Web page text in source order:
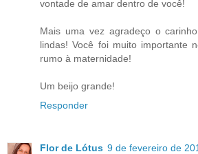
vontade de amar dentro de você!
Mais uma vez agradeço o
lindas! Você foi muito importante
rumo à maternidade!
Um beijo grande!
Responder
Flor de Lótus 9 de fevereiro de